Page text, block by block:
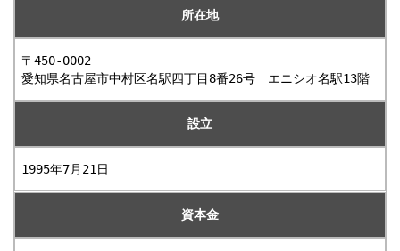
所在地
〒450-0002
愛知県名古屋市中村区名駅四丁目8番26号 エニシオ名駅13階
設立
1995年7月21日
資本金